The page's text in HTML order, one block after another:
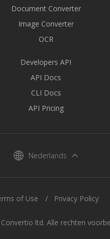
Document Converter
Image Converter
OCR
Developers API
API Docs
CLI Docs
API Pricing
Nederlands
ltd. Alle rechten
of Use Privacy Policy